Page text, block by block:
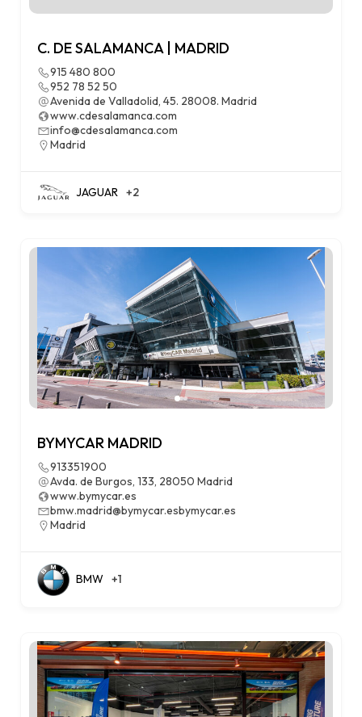
C. DE SALAMANCA | MADRID
915 480 800
952 78 52 50
Avenida de Valladolid, 45. 28008. Madrid
www.cdesalamanca.com
info@cdesalamanca.com
Madrid
JAGUAR +2
BYMYCAR MADRID
913351900
Avda. de Burgos, 133, 28050 Madrid
www.bymycar.es
bmw.madrid@bymycar.esbymycar.es
Madrid
BMW +1